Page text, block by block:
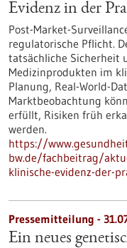
Evidenz in der
Post-Market-
regulatorische Pflicht.
tatsächliche Sicherheit
Medizinprodukten im
Planung, Real-World-
Marktbeobachtung
erfüllt, Risiken früh
werden.
https://
bw.de/fachbeitrag/
klinische-evidenz-der-
Pressemitteilung -
Ein neues